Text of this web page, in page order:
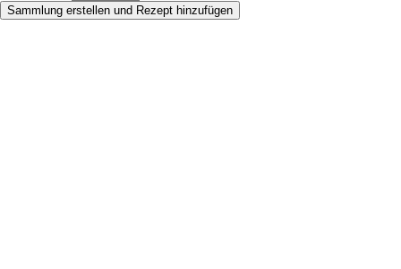
Sammlung erstellen und Rezept hinzufügen